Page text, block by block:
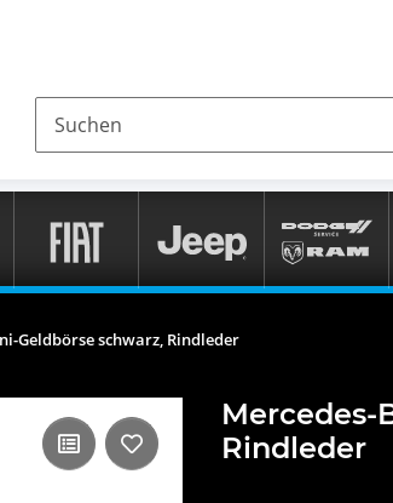
Geldbörse schwarz, Rindleder
Mercedes-
Rindleder